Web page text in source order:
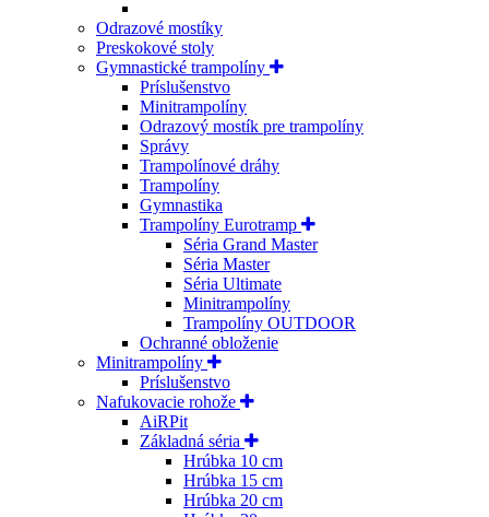
Odrazové mostíky
Preskokové stoly
Gymnastické trampolíny
Príslušenstvo
Minitrampolíny
Odrazový mostík pre trampolíny
Správy
Trampolínové dráhy
Trampolíny
Gymnastika
Trampolíny Eurotramp
Séria Grand Master
Séria Master
Séria Ultimate
Minitrampolíny
Trampolíny OUTDOOR
Ochranné obloženie
Minitrampolíny
Príslušenstvo
Nafukovacie rohože
AiRPit
Základná séria
Hrúbka 10 cm
Hrúbka 15 cm
Hrúbka 20 cm